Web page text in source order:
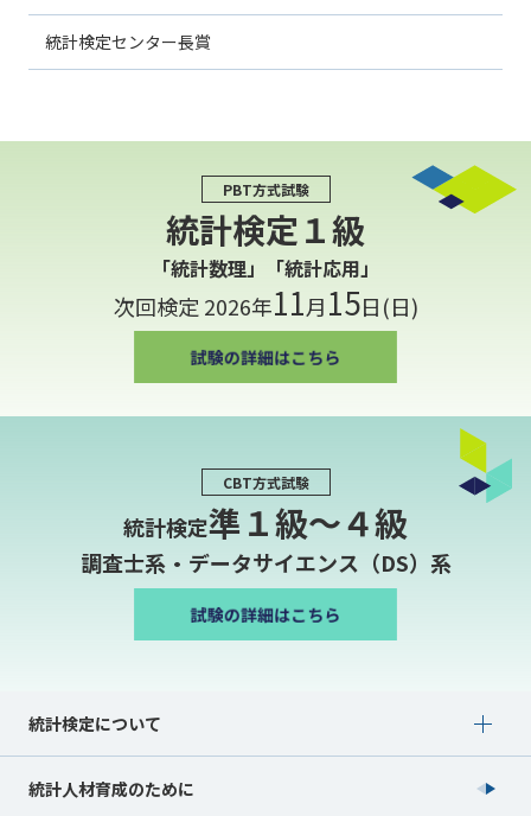
統計検定センター長賞
PBT方式試験
統計検定１級
「統計数理」「統計応用」
次回検定 2026年11月15日(日)
CBT方式試験
統計検定準１級〜４級
調査士系・データサイエンス（DS）系
統計検定について
Show submenu for 統計検定について
統計人材育成のために